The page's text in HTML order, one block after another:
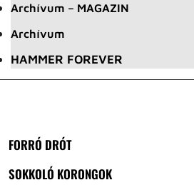
Archívum – MAGAZIN
Archívum
HAMMER FOREVER
FORRÓ DRÓT
SOKKOLÓ KORONGOK